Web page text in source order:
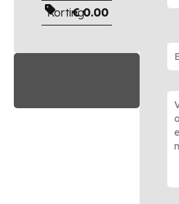
Korting
€0.00